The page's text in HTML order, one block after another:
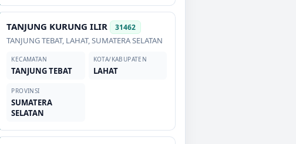
TANJUNG KURUNG ILIR 31462
TANJUNG TEBAT, LAHAT,SUMATERA SELATAN
KECAMATAN
TANJUNG TEBAT
KOTA/KABUPATEN
LAHAT
PROVINSI
SUMATERA
SELATAN